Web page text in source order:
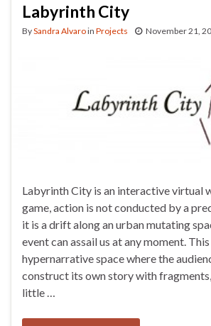
Labyrinth City
BySandra Alvaroin Projects November 21,
Labyrinth City is an interactive virtual
game, action is not conducted by a
it is a drift along an urban mutating
event can assail us at any moment. This
hypernarrative space where the
construct its own story with
little …